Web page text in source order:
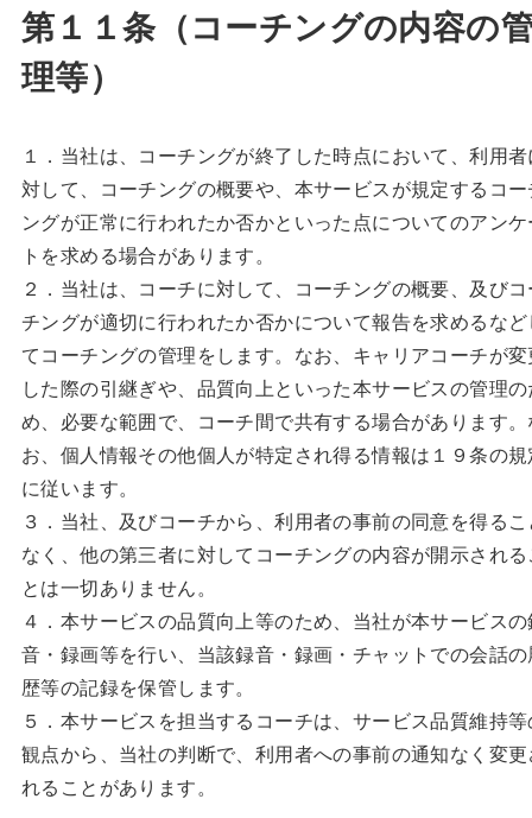
第１１条（コーチングの内容の
理等）
１．当社は、コーチングが終了した時点において、利用
対して、コーチングの概要や、本サービスが規定するコ
ングが正常に行われたか否かといった点についてのアン
トを求める場合があります。
２．当社は、コーチに対して、コーチングの概要、及び
チングが適切に行われたか否かについて報告を求めるな
てコーチングの管理をします。なお、キャリアコーチが
した際の引継ぎや、品質向上といった本サービスの管理
め、必要な範囲で、コーチ間で共有する場合があります
お、個人情報その他個人が特定され得る情報は１９条の
に従います。
３．当社、及びコーチから、利用者の事前の同意を得る
なく、他の第三者に対してコーチングの内容が開示され
とは一切ありません。
４．本サービスの品質向上等のため、当社が本サービス
音・録画等を行い、当該録音・録画・チャットでの会話
歴等の記録を保管します。
５．本サービスを担当するコーチは、サービス品質維持
観点から、当社の判断で、利用者への事前の通知なく変
れることがあります。